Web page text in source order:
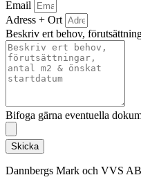
Email
Adress + Ort
Beskriv ert behov,
Bifoga gärna eventuella
Skicka
Dannbergs Mark och VVS AB